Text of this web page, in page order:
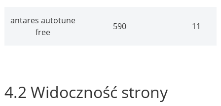
antares autotune
free
590 11
4.2 Widoczność strony